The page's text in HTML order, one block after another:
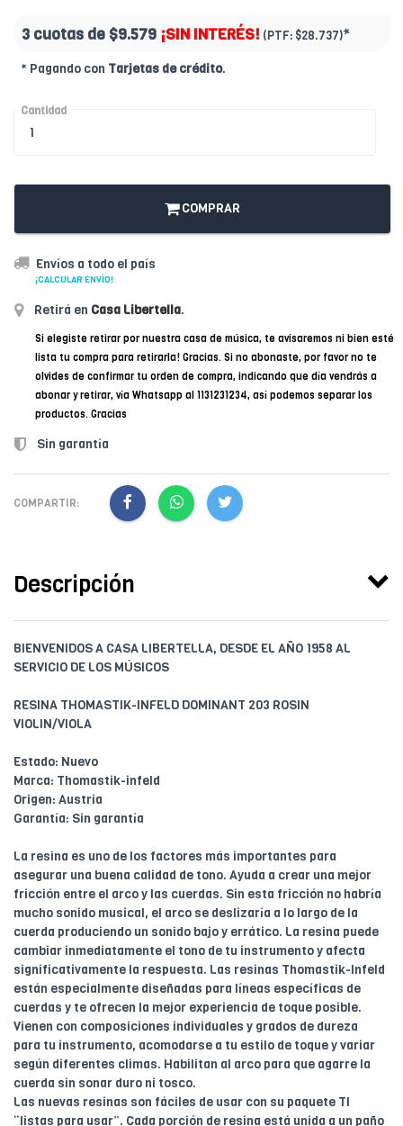
3 cuotas de $9.579 ¡SIN INTERÉS! (PTF: $28.737)*
* Pagando con Tarjetas de crédito.
Cantidad
COMPRAR
Envíos a todo el país
¡CALCULAR ENVÍO!
Retirá en Casa Libertella.
Si elegiste retirar por nuestra casa de música, te avisaremos ni bien esté
lista tu compra para retirarla! Gracias. Si no abonaste, por favor no te
olvides de confirmar tu orden de compra, indicando que día vendrás a
abonar y retirar, vía Whatsapp al 1131231234, así podemos separar los
productos. Gracias
Sin garantía
COMPARTIR:
Descripción
BIENVENIDOS A CASA LIBERTELLA, DESDE EL AÑO 1958 AL
SERVICIO DE LOS MÚSICOS
RESINA THOMASTIK-INFELD DOMINANT 203 ROSIN
VIOLIN/VIOLA
Estado: Nuevo
Marca: Thomastik-infeld
Origen: Austria
Garantía: Sin garantía
La resina es uno de los factores más importantes para
asegurar una buena calidad de tono. Ayuda a crear una mejor
fricción entre el arco y las cuerdas. Sin esta fricción no habría
mucho sonido musical, el arco se deslizaría a lo largo de la
cuerda produciendo un sonido bajo y errático. La resina puede
cambiar inmediatamente el tono de tu instrumento y afecta
significativamente la respuesta. Las resinas Thomastik-Infeld
están especialmente diseñadas para líneas específicas de
cuerdas y te ofrecen la mejor experiencia de toque posible.
Vienen con composiciones individuales y grados de dureza
para tu instrumento, acomodarse a tu estilo de toque y variar
según diferentes climas. Habilitan al arco para que agarre la
cuerda sin sonar duro ni tosco.
Las nuevas resinas son fáciles de usar con su paquete TI
“listas para usar”. Cada porción de resina está unida a un paño